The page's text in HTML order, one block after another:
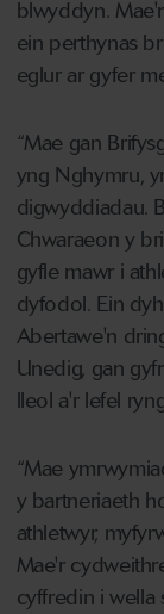
blwyddyn.
ein perthynas
eglur ar gyfer
“Mae gan
yng Nghymru,
digwyddiadau.
Chwaraeon y
gyfle mawr i
dyfodol. Ein
Abertawe'n
Unedig, gan
lleol a'r lefel
“Mae
y bartneriaeth
athletwyr,
Mae'r
cyffredin i